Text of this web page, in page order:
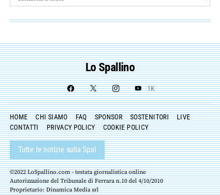
Lo Spallino
1K
HOME CHI SIAMO FAQ SPONSOR SOSTENITORI
LIVE
CONTATTI
PRIVACY POLICY COOKIE POLICY
Tutte le notizie sulla Spal
©2022 LoSpallino.com - testata giornalistica online
Autorizzazione del Tribunale di Ferrara n.10 del 4/10/2010
Proprietario: Dinamica Media srl